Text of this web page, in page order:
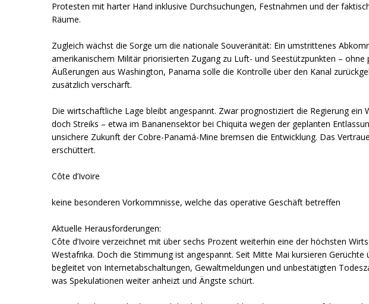
Protesten mit harter Hand inklusive Durchsuchungen, Festnahmen und der
Räume.
Zugleich wächst die Sorge um die nationale Souveränität: Ein umstrittenes
amerikanischem Militär priorisierten Zugang zu Luft- und Seestützpunkten – ohne
Äußerungen aus Washington, Panama solle die Kontrolle über den Kanal
zusätzlich verschärft.
Die wirtschaftliche Lage bleibt angespannt. Zwar prognostiziert die Regierung ein
doch Streiks – etwa im Bananensektor bei Chiquita wegen der geplanten
unsichere Zukunft der Cobre-Panamá-Mine bremsen die Entwicklung. Das
erschüttert.
Côte d’Ivoire
keine besonderen Vorkommnisse, welche das operative Geschäft betreffen
Aktuelle Herausforderungen:
Côte d’Ivoire verzeichnet mit über sechs Prozent weiterhin eine der höchsten
Westafrika. Doch die Stimmung ist angespannt. Seit Mitte Mai kursieren
begleitet von Internetabschaltungen, Gewaltmeldungen und unbestätigten
was Spekulationen weiter anheizt und Ängste schürt.